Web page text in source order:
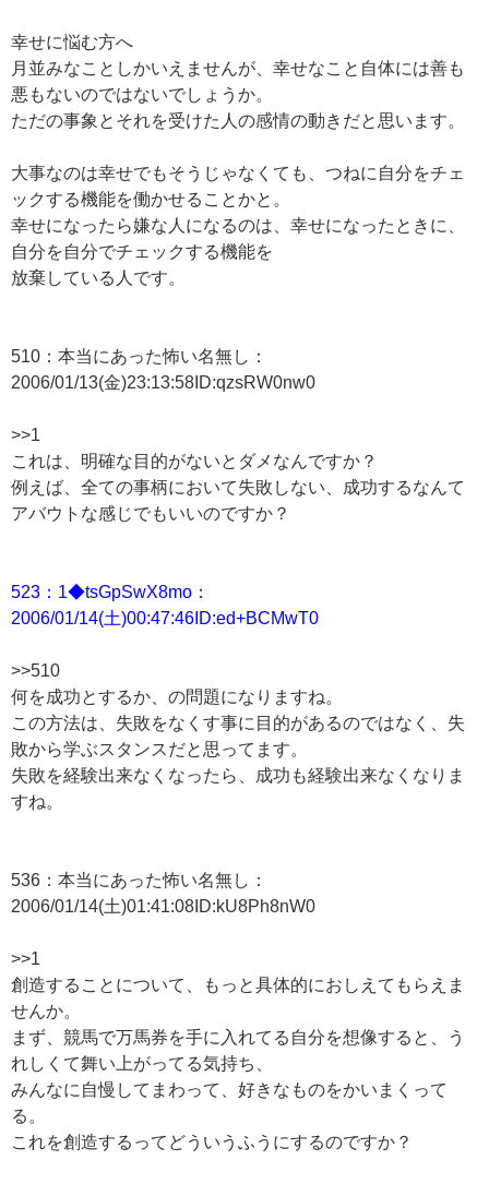
幸せに悩む方へ
月並みなことしかいえませんが、幸せなこと自体には善も
悪もないのではないでしょうか。
ただの事象とそれを受けた人の感情の動きだと思います。
大事なのは幸せでもそうじゃなくても、つねに自分をチェ
ックする機能を働かせることかと。
幸せになったら嫌な人になるのは、幸せになったときに、
自分を自分でチェックする機能を
放棄している人です。
510：本当にあった怖い名無し：
2006/01/13(金)23:13:58ID:qzsRW0nw0
>>1
これは、明確な目的がないとダメなんですか？
例えば、全ての事柄において失敗しない、成功するなんて
アバウトな感じでもいいのですか？
523：1◆tsGpSwX8mo：
2006/01/14(土)00:47:46ID:ed+BCMwT0
>>510
何を成功とするか、の問題になりますね。
この方法は、失敗をなくす事に目的があるのではなく、失
敗から学ぶスタンスだと思ってます。
失敗を経験出来なくなったら、成功も経験出来なくなりま
すね。
536：本当にあった怖い名無し：
2006/01/14(土)01:41:08ID:kU8Ph8nW0
>>1
創造することについて、もっと具体的におしえてもらえま
せんか。
まず、競馬で万馬券を手に入れてる自分を想像すると、う
れしくて舞い上がってる気持ち、
みんなに自慢してまわって、好きなものをかいまくって
る。
これを創造するってどういうふうにするのですか？